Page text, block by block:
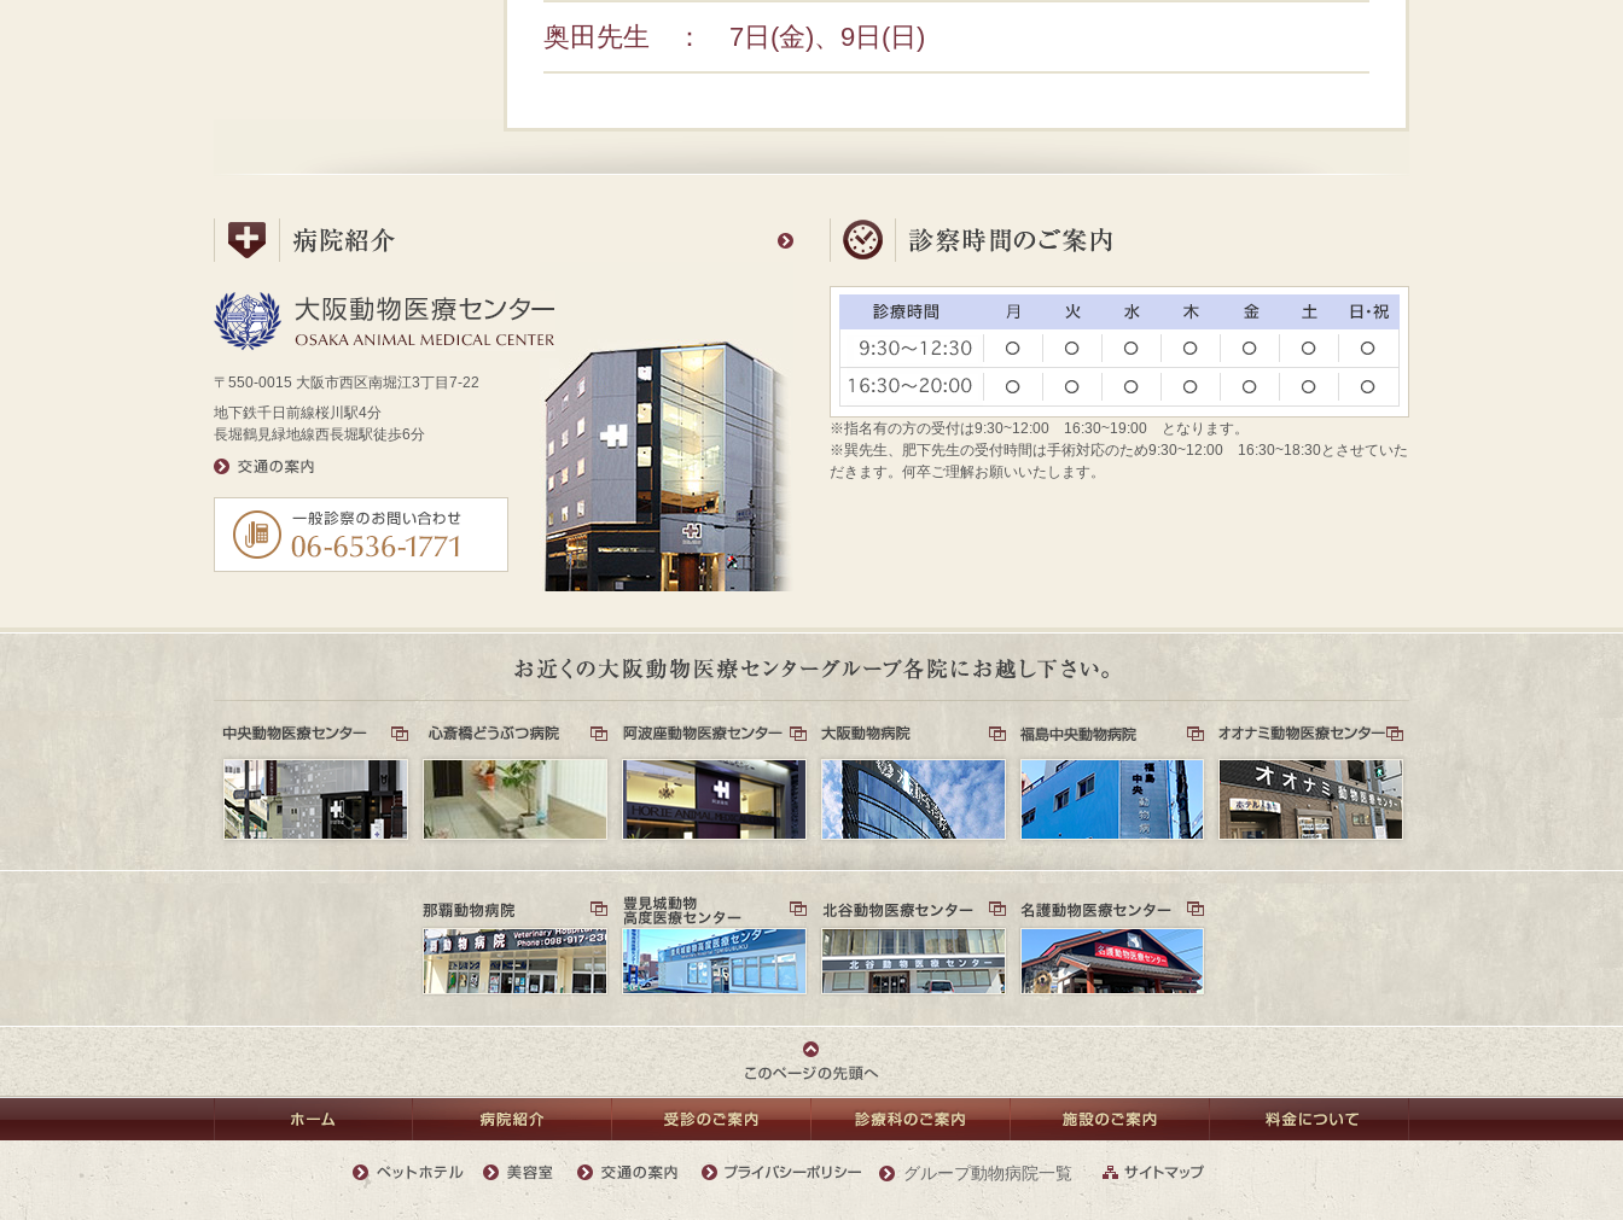
奥田先生 ： 7日(金)、9日(日)
〒550-0015 大阪市西区南堀江3丁目7-22
地下鉄千日前線桜川駅4分
長堀鶴見緑地線西長堀駅徒歩6分
※指名有の方の受付は9:30~12:00 16:30~19:00 となります。
※巽先生、肥下先生の受付時間は手術対応のため9:30~12:00 16:30~18:30とさせていた
だきます。何卒ご理解お願いいたします。
グループ動物病院一覧